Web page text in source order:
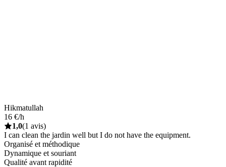
Hikmatullah
16 €/h
1,0(1 avis)
I can clean the jardin well but I do not have the equipment.
Organisé et méthodique
Dynamique et souriant
Qualité avant rapidité